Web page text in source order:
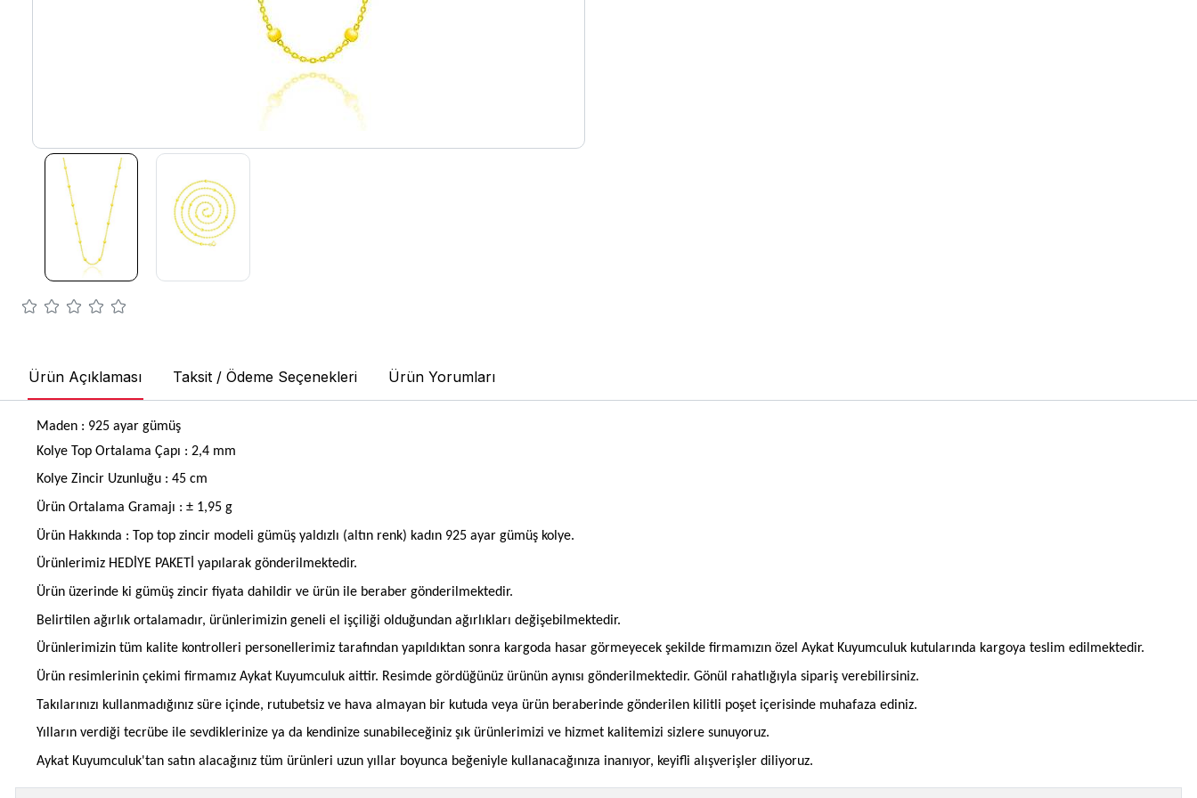
Ürün Açıklaması Taksit / Ödeme Seçenekleri Ürün Yorumları
Maden : 925 ayar gümüş
Kolye Top Ortalama Çapı : 2,4 mm
Kolye Zincir Uzunluğu : 45 cm
Ürün Ortalama Gramajı : ± 1,95 g
Ürün Hakkında : Top top zincir modeli gümüş yaldızlı (altın renk) kadın 925 ayar gümüş kolye.
Ürünlerimiz HEDİYE PAKETİ yapılarak gönderilmektedir.
Ürün üzerinde ki gümüş zincir fiyata dahildir ve ürün ile beraber gönderilmektedir.
Belirtilen ağırlık ortalamadır, ürünlerimizin geneli el işçiliği olduğundan ağırlıkları değişebilmektedir.
Ürünlerimizin tüm kalite kontrolleri personellerimiz tarafından yapıldıktan sonra kargoda hasar görmeyecek şekilde firmamızın özel Aykat Kuyumculuk kutularında kargoya teslim edilmektedir.
Ürün resimlerinin çekimi firmamız Aykat Kuyumculuk aittir. Resimde gördüğünüz ürünün aynısı gönderilmektedir. Gönül rahatlığıyla sipariş verebilirsiniz.
Takılarınızı kullanmadığınız süre içinde, rutubetsiz ve hava almayan bir kutuda veya ürün beraberinde gönderilen kilitli poşet içerisinde muhafaza ediniz.
Yılların verdiği tecrübe ile sevdiklerinize ya da kendinize sunabileceğiniz şık ürünlerimizi ve hizmet kalitemizi sizlere sunuyoruz.
Aykat Kuyumculuk'tan satın alacağınız tüm ürünleri uzun yıllar boyunca beğeniyle kullanacağınıza inanıyor, keyifli alışverişler diliyoruz.